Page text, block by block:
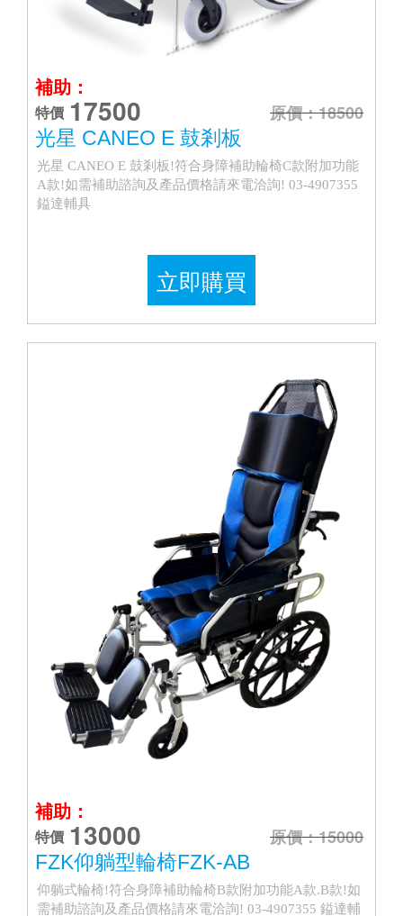
補助：
特價 17500
原價：18500
光星 CANEO E 鼓剎板
光星 CANEO E 鼓剎板!符合身障補助輪椅C款附加功能
A款!如需補助諮詢及產品價格請來電洽詢! 03-4907355
鎰達輔具
立即購買
補助：
特價 13000
原價：15000
FZK仰躺型輪椅FZK-AB
仰躺式輪椅!符合身障補助輪椅B款附加功能A款.B款!如
需補助諮詢及產品價格請來電洽詢! 03-4907355 鎰達輔